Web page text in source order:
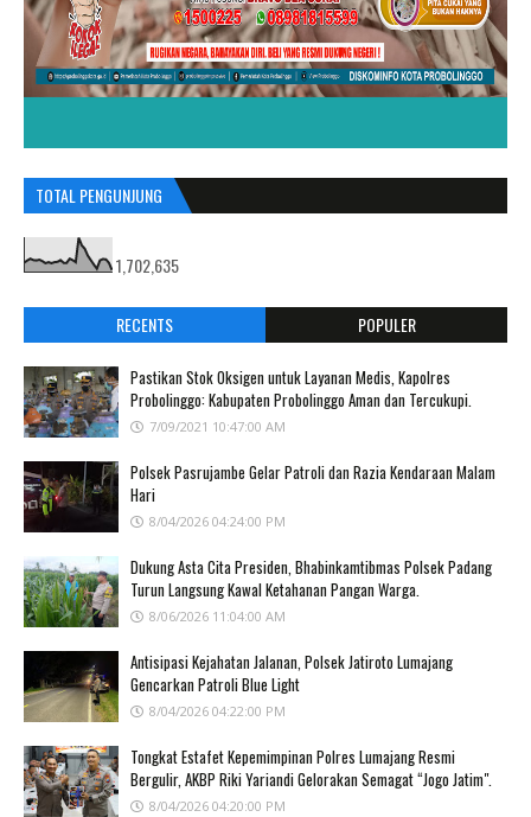
TOTAL PENGUNJUNG
1,702,635
RECENTS POPULER
Pastikan Stok Oksigen untuk Layanan Medis, Kapolres
Probolinggo: Kabupaten Probolinggo Aman dan Tercukupi.
7/09/2021 10:47:00 AM
Polsek Pasrujambe Gelar Patroli dan Razia Kendaraan Malam
Hari
8/04/2026 04:24:00 PM
Dukung Asta Cita Presiden, Bhabinkamtibmas Polsek Padang
Turun Langsung Kawal Ketahanan Pangan Warga.
8/06/2026 11:04:00 AM
Antisipasi Kejahatan Jalanan, Polsek Jatiroto Lumajang
Gencarkan Patroli Blue Light
8/04/2026 04:22:00 PM
Tongkat Estafet Kepemimpinan Polres Lumajang Resmi
Bergulir, AKBP Riki Yariandi Gelorakan Semagat “Jogo Jatim".
8/04/2026 04:20:00 PM